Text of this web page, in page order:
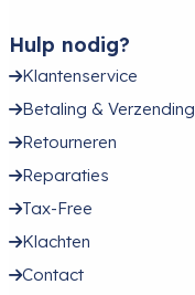
Hulp nodig?
Klantenservice
Betaling & Verzending
Retourneren
Reparaties
Tax-Free
Klachten
Contact